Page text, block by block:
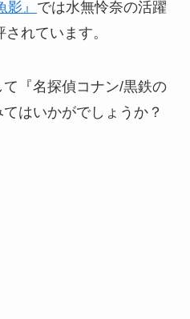
』 では水無怜奈の活躍
れています。
『名探偵コナン/黒鉄の
はいかがでしょうか？